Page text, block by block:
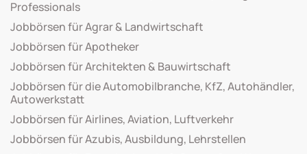
Professionals
Jobbörsen für Agrar & Landwirtschaft
Jobbörsen für Apotheker
Jobbörsen für Architekten & Bauwirtschaft
Jobbörsen für die Automobilbranche, KfZ, Autohändler,
Autowerkstatt
Jobbörsen für Airlines, Aviation, Luftverkehr
Jobbörsen für Azubis, Ausbildung, Lehrstellen